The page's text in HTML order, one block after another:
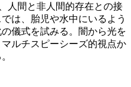
人間と非人間的存在との接
は、胎児や水中にいるよう
儀式を試みる。闇から光を
ルチスピーシーズ的視点か